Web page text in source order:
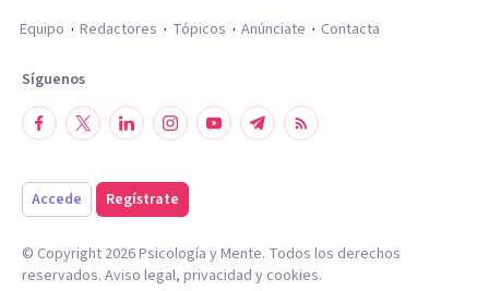
Equipo
Redactores Tópicos Anúnciate Contacta
Síguenos
Accede Regístrate
© Copyright 2026Psicología y Mente. Todos los derechos
reservados. Aviso legal, privacidad y cookies.